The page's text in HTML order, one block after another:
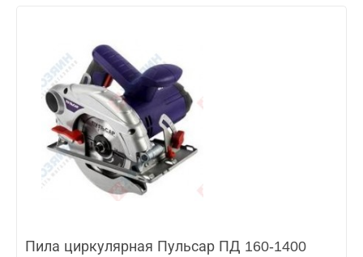
Пила циркулярная Пульсар ПД 160-1400